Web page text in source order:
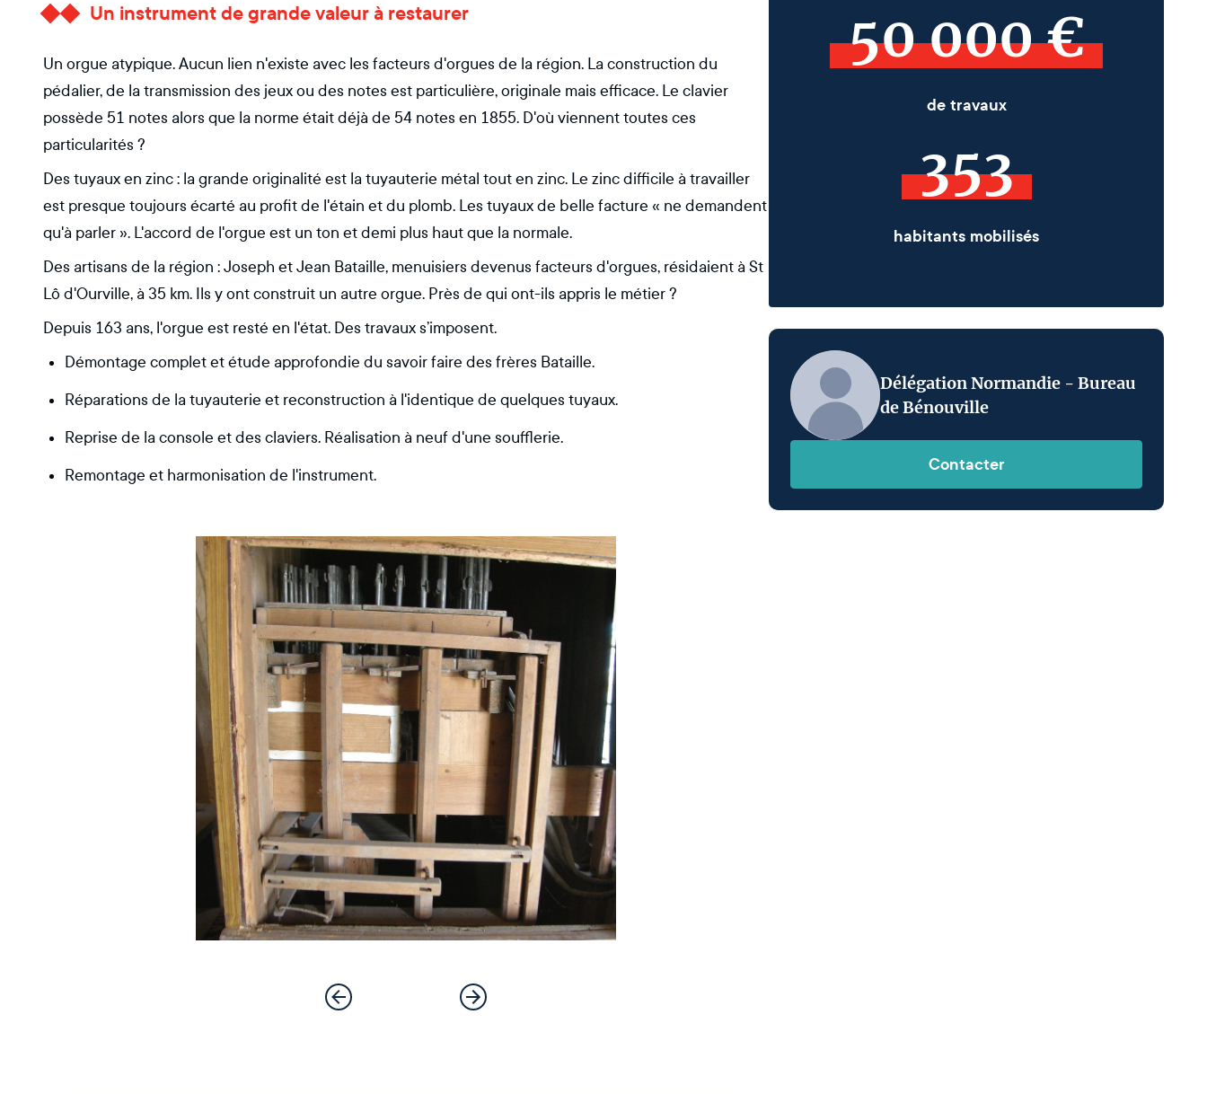
Un instrument de grande valeur à restaurer
Un orgue atypique. Aucun lien n'existe avec les facteurs d'orgues de la région. La construction du
pédalier, de la transmission des jeux ou des notes est particulière, originale mais efficace. Le clavier
possède 51 notes alors que la norme était déjà de 54 notes en 1855. D'où viennent toutes ces
particularités ?
Des tuyaux en zinc : la grande originalité est la tuyauterie métal tout en zinc. Le zinc difficile à travailler
est presque toujours écarté au profit de l'étain et du plomb. Les tuyaux de belle facture « ne demandent
qu'à parler ». L'accord de l'orgue est un ton et demi plus haut que la normale.
Des artisans de la région : Joseph et Jean Bataille, menuisiers devenus facteurs d'orgues, résidaient à St
Lô d'Ourville, à 35 km. Ils y ont construit un autre orgue. Près de qui ont-ils appris le métier ?
Depuis 163 ans, l'orgue est resté en l'état. Des travaux s’imposent.
Démontage complet et étude approfondie du savoir faire des frères Bataille.
Réparations de la tuyauterie et reconstruction à l'identique de quelques tuyaux.
Reprise de la console et des claviers. Réalisation à neuf d'une soufflerie.
Remontage et harmonisation de l'instrument.
50 000 €
de travaux
353
habitants mobilisés
Délégation Normandie - Bureau
de Bénouville
Contacter